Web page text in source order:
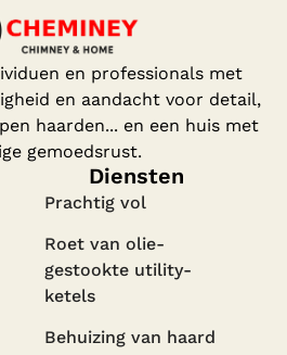
en professionals met
en aandacht voor detail,
haarden... en een huis met
gemoedsrust.
Diensten
Prachtig vol
Roet van olie-
gestookte utility-
ketels
Behuizing van haard